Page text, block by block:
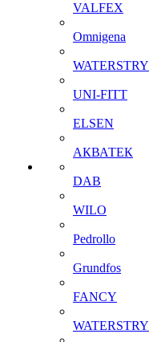
VALFEX
Omnigena
WATERSTRY
UNI-FITT
ELSEN
АКВАТЕК
DAB
WILO
Pedrollo
Grundfos
FANCY
WATERSTRY